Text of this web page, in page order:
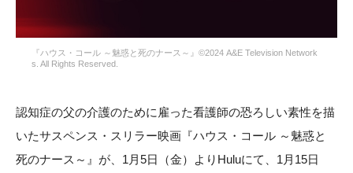
『ハウス・コール ～魅惑と死のナース～』©︎2024 A&E Television Network
s. All Rights Reserved.
認知症の父の介護のために雇った看護師の恐ろしい素性を描
いたサスペンス・スリラー映画『ハウス・コール ～魅惑と
死のナース～』が、1月5日（金）よりHuluにて、1月15日